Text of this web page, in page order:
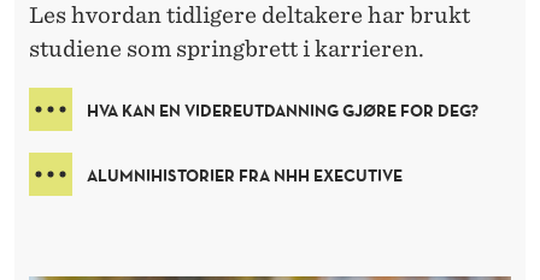
Les hvordan tidligere deltakere har brukt
studiene som springbrett i karrieren.
HVA KAN EN VIDEREUTDANNING GJØRE FOR DEG?
ALUMNIHISTORIER FRA NHH EXECUTIVE